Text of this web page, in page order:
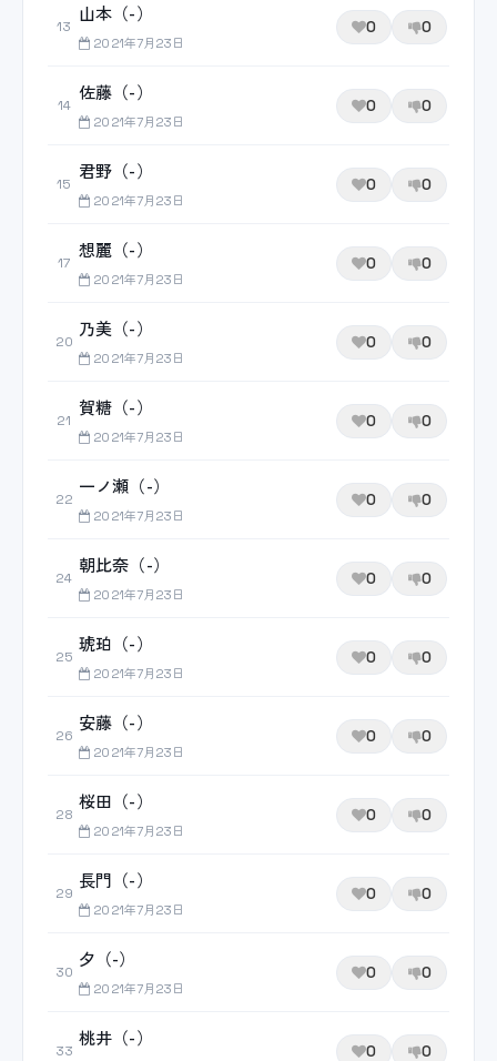
13
山本（-）
2021年7月23日
0 0
14
佐藤（-）
2021年7月23日
0 0
15
君野（-）
2021年7月23日
0 0
17
想麗（-）
2021年7月23日
0 0
20
乃美（-）
2021年7月23日
0 0
21
賀糖（-）
2021年7月23日
0 0
22
一ノ瀬（-）
2021年7月23日
0 0
24
朝比奈（-）
2021年7月23日
0 0
25
琥珀（-）
2021年7月23日
0 0
26
安藤（-）
2021年7月23日
0 0
28
桜田（-）
2021年7月23日
0 0
29
長門（-）
2021年7月23日
0 0
30
夕（-）
2021年7月23日
0 0
33
桃井（-）
0 0